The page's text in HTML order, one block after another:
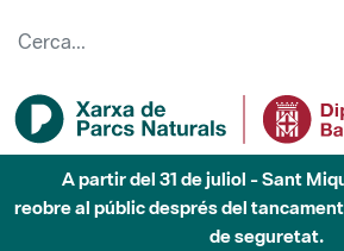
A partir del 31 de juliol - Sant
reobre al públic després del
de seguretat.